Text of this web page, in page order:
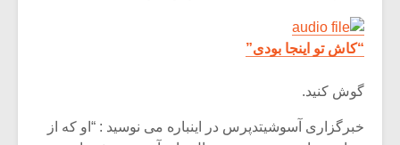
“کاش تو اینجا بودی”
گوش کنید.
خبرگزاری آسوشیتدپرس در اینباره می نوسید : “او که از